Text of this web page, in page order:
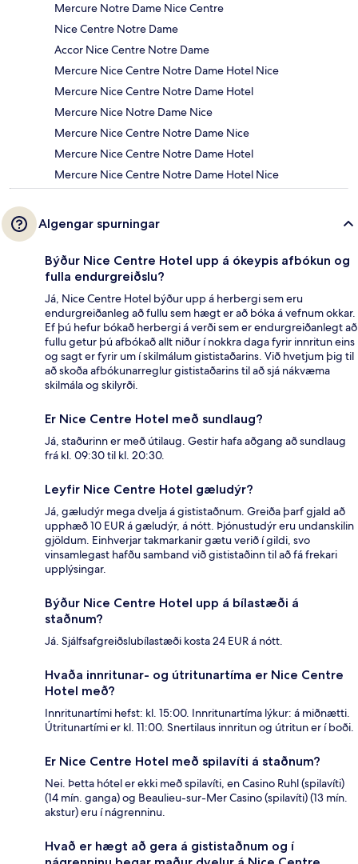
Mercure Notre Dame Nice Centre
Nice Centre Notre Dame
Accor Nice Centre Notre Dame
Mercure Nice Centre Notre Dame Hotel Nice
Mercure Nice Centre Notre Dame Hotel
Mercure Nice Notre Dame Nice
Mercure Nice Centre Notre Dame Nice
Mercure Nice Centre Notre Dame Hotel
Mercure Nice Centre Notre Dame Hotel Nice
Algengar spurningar
Býður Nice Centre Hotel upp á ókeypis afbókun og
fulla endurgreiðslu?
Já, Nice Centre Hotel býður upp á herbergi sem eru
endurgreiðanleg að fullu sem hægt er að bóka á vefnum okkar.
Ef þú hefur bókað herbergi á verði sem er endurgreiðanlegt að
fullu getur þú afbókað allt niður í nokkra daga fyrir innritun eins
og sagt er fyrir um í skilmálum gististaðarins. Við hvetjum þig til
að skoða afbókunarreglur gististaðarins til að sjá nákvæma
skilmála og skilyrði.
Er Nice Centre Hotel með sundlaug?
Já, staðurinn er með útilaug. Gestir hafa aðgang að sundlaug
frá kl. 09:30 til kl. 20:30.
Leyfir Nice Centre Hotel gæludýr?
Já, gæludýr mega dvelja á gististaðnum. Greiða þarf gjald að
upphæð 10 EUR á gæludýr, á nótt. Þjónustudýr eru undanskilin
gjöldum. Einhverjar takmarkanir gætu verið í gildi, svo
vinsamlegast hafðu samband við gististaðinn til að fá frekari
upplýsingar.
Býður Nice Centre Hotel upp á bílastæði á
staðnum?
Já. Sjálfsafgreiðslubílastæði kosta 24 EUR á nótt.
Hvaða innritunar- og útritunartíma er Nice Centre
Hotel með?
Innritunartími hefst: kl. 15:00. Innritunartíma lýkur: á miðnætti.
Útritunartími er kl. 11:00. Snertilaus innritun og útritun er í boði.
Er Nice Centre Hotel með spilavíti á staðnum?
Nei. Þetta hótel er ekki með spilavíti, en Casino Ruhl (spilavíti)
(14 mín. ganga) og Beaulieu-sur-Mer Casino (spilavíti) (13 mín.
akstur) eru í nágrenninu.
Hvað er hægt að gera á gististaðnum og í